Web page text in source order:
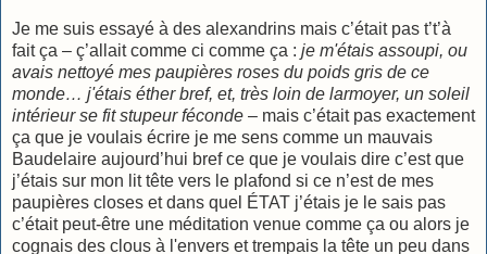
Je me suis essayé à des alexandrins mais c’était pas t’t’à
fait ça – ç’allait comme ci comme ça : je m'étais assoupi, ou
avais nettoyé mes paupières roses du poids gris de ce
monde… j'étais éther bref, et, très loin de larmoyer, un soleil
intérieur se fit stupeur féconde – mais c’était pas exactement
ça que je voulais écrire je me sens comme un mauvais
Baudelaire aujourd’hui bref ce que je voulais dire c’est que
j’étais sur mon lit tête vers le plafond si ce n’est de mes
paupières closes et dans quel ÉTAT j’étais je le sais pas
c’était peut-être une méditation venue comme ça ou alors je
cognais des clous à l'envers et trempais la tête un peu dans